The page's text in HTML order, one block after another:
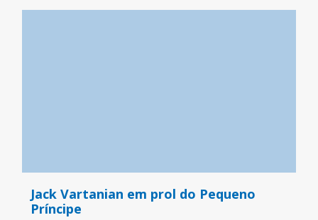
Jack Vartanian em prol do Pequeno
Príncipe